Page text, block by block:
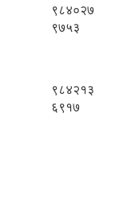
९८४०२७
९७५३
९८४२१३
६९१७